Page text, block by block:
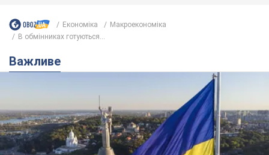
Якою була оригінальна версія гімну України та
чому її боялася Російська імперія: про це не
Державним символом є тільки перший куплет та приспів пісні
годину тому 3,0 т.